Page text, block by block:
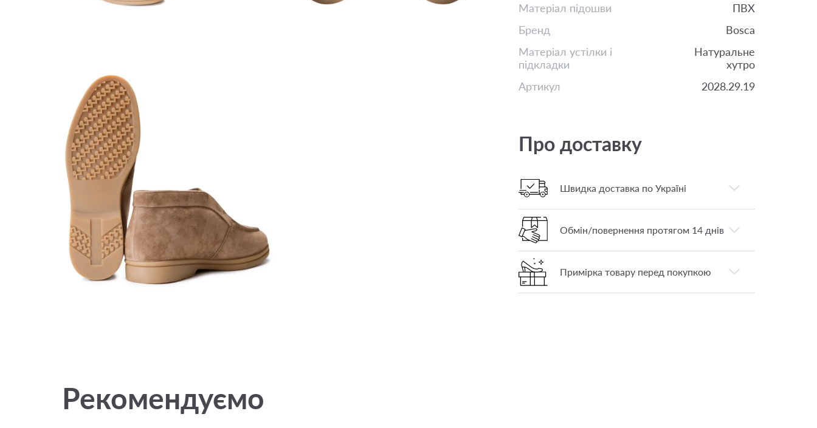
Матеріал підошви
ПВХ
Бренд
Bosca
Матеріал устілки і
підкладки
Натуральне
хутро
Артикул
2028.29.19
Про доставку
Швидка доставка по Україні
Обмін/повернення протягом 14 днів
Примірка товару перед покупкою
Рекомендуємо